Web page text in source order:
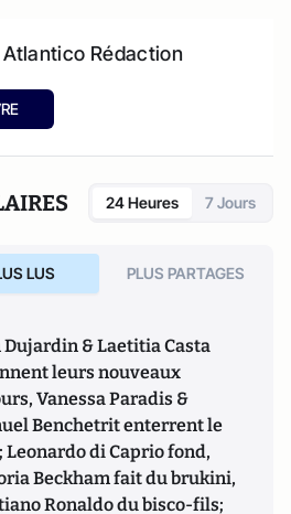
Atlantico Rédaction
24 Heures 7 Jours
LUS PLUS PARTAGES
Dujardin & Laetitia Casta
leurs nouveaux
Vanessa Paradis &
Benchetrit enterrent le
Leonardo di Caprio fond,
Beckham fait du brukini,
Ronaldo du bisco-fils;